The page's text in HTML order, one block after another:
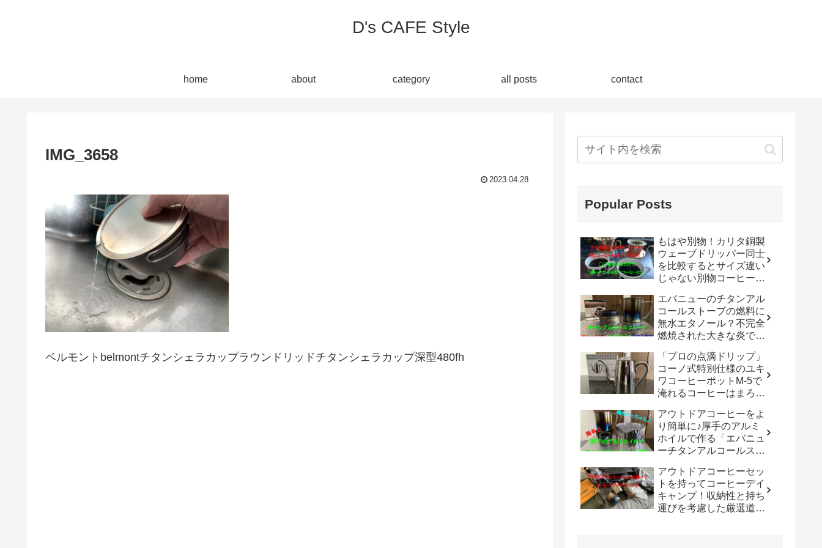
D's CAFE Style
home about category all posts contact
IMG_3658
2023.04.28
ベルモントbelmontチタンシェラカップラウンドリッドチタンシェラカップ深型480fh
Popular Posts
もはや別物！カリタ銅製
ウェーブドリッパー同士
を比較するとサイズ違い
じゃない別物コーヒード
「WDC-185開封レビュ
ー」
エバニューのチタンアル
コールストーブの燃料に
無水エタノール？不完全
燃焼された大きな炎でチ
沸かしてコーヒーを楽し
む。
「プロの点滴ドリップ」
コーノ式特別仕様のユキ
ワコーヒーポットM-5で
淹れるコーヒーはまろや
アウトドアコーヒーをよ
り簡単に♪厚手のアルミ
ホイルで作る「エバニュ
ーチタンアルコールスト
手は既製品以上？？
アウトドアコーヒーセッ
トを持ってコーヒーデイ
キャンプ！収納性と持ち
運びを考慮した厳選道具